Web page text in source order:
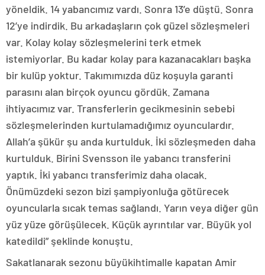
yöneldik. 14 yabancımız vardı. Sonra 13’e düştü. Sonra
12’ye indirdik. Bu arkadaşların çok güzel sözleşmeleri
var. Kolay kolay sözleşmelerini terk etmek
istemiyorlar. Bu kadar kolay para kazanacakları başka
bir kulüp yoktur. Takımımızda düz koşuyla garanti
parasını alan birçok oyuncu gördük. Zamana
ihtiyacımız var. Transferlerin gecikmesinin sebebi
sözleşmelerinden kurtulamadığımız oyunculardır.
Allah’a şükür şu anda kurtulduk. İki sözleşmeden daha
kurtulduk. Birini Svensson ile yabancı transferini
yaptık. İki yabancı transferimiz daha olacak.
Önümüzdeki sezon bizi şampiyonluğa götürecek
oyuncularla sıcak temas sağlandı. Yarın veya diğer gün
yüz yüze görüşülecek. Küçük ayrıntılar var. Büyük yol
katedildi” şeklinde konuştu.
Sakatlanarak sezonu büyükihtimalle kapatan Amir